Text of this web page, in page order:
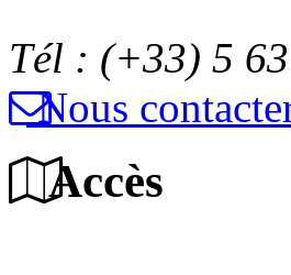
Tél : (+33) 5
Nous
Accès